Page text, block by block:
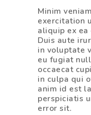
Minim
exercitation
aliquip ex ea
Duis aute
in voluptate
eu fugiat
occaecat
in culpa qui
anim id est
perspiciatis
error sit.